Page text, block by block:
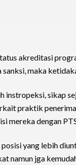
akreditasi
sanksi, maka
instropeksi, sikap
praktik
mereka dengan
yang lebih
namun jga